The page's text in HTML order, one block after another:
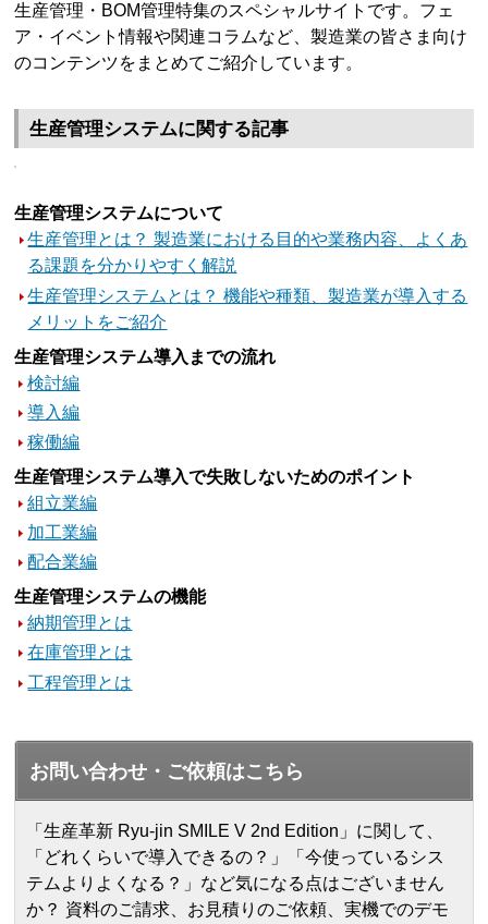
生産管理・BOM管理特集のスペシャルサイトです。フェ
ア・イベント情報や関連コラムなど、製造業の皆さま向け
のコンテンツをまとめてご紹介しています。
生産管理システムに関する記事
生産管理システムについて
生産管理とは？ 製造業における目的や業務内容、よくあ
る課題を分かりやすく解説
生産管理システムとは？ 機能や種類、製造業が導入する
メリットをご紹介
生産管理システム導入までの流れ
検討編
導入編
稼働編
生産管理システム導入で失敗しないためのポイント
組立業編
加工業編
配合業編
生産管理システムの機能
納期管理とは
在庫管理とは
工程管理とは
お問い合わせ・ご依頼はこちら
「生産革新 Ryu-jin SMILE V 2nd Edition」に関して、
「どれくらいで導入できるの？」「今使っているシス
テムよりよくなる？」など気になる点はございません
か？ 資料のご請求、お見積りのご依頼、実機でのデモ